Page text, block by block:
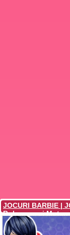
JOCURI BARBIE |
Buburuza si Motan